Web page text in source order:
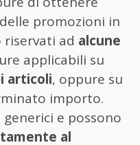
promozioni in
riservati ad alcune
applicabili su
articoli, oppure su
importo.
e possono
al